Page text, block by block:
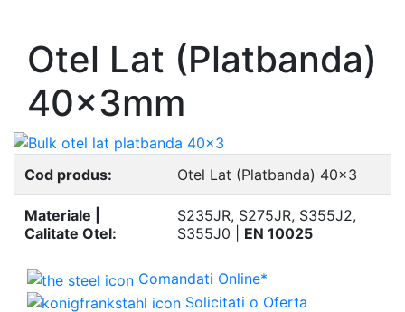
Otel Lat (Platbanda)
40x3mm
Cod produs: Otel Lat (Platbanda) 40x3
Materiale |
Calitate Otel:
S235JR, S275JR, S355J2,
S355J0 | EN 10025
Comandati Online*
Solicitati o Oferta